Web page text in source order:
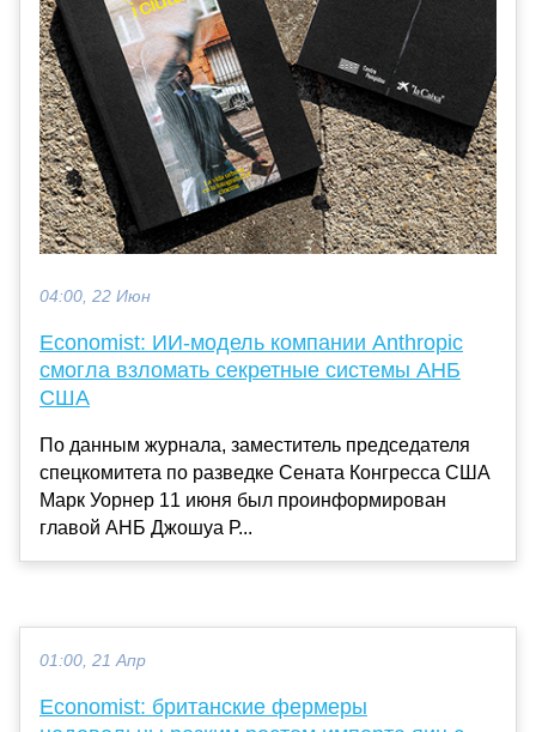
04:00, 22 Июн
Economist: ИИ-модель компании Anthropic
смогла взломать секретные системы АНБ
США
По данным журнала, заместитель председателя
спецкомитета по разведке Сената Конгресса США
Марк Уорнер 11 июня был проинформирован
главой АНБ Джошуа Р...
01:00, 21 Апр
Economist: британские фермеры